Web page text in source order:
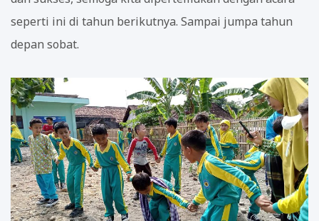
seperti ini di tahun berikutnya. Sampai jumpa tahun
depan sobat.